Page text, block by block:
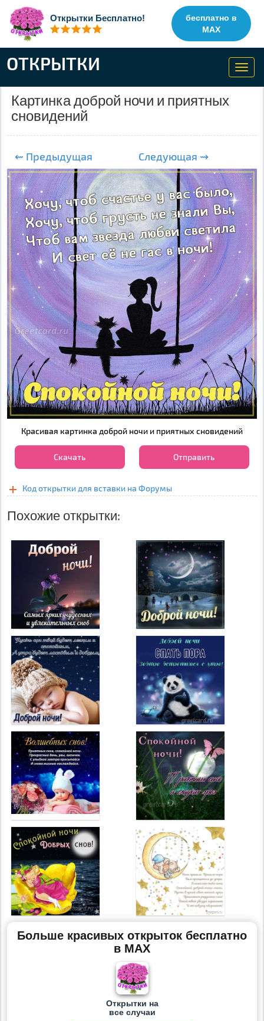
Открытки Бесплатно!
бесплатно в
MAX
ОТКРЫТКИ
Картинка доброй ночи и приятных
сновидений
⇜ Предыдущая Следующая ⇝
Красивая картинка доброй ночи и приятных сновидений
Скачать Отправить
Код открытки для вставки на Форумы
Похожие открытки:
Больше красивых открыток бесплатно
в MAX
Открытки на
все случаи